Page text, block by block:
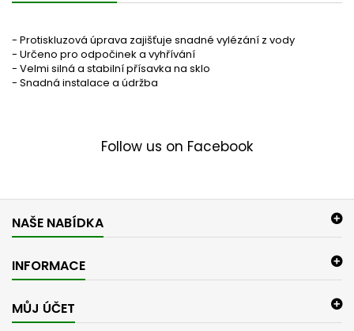
- Protiskluzová úprava zajišťuje snadné vylézání z vody
- Určeno pro odpočinek a vyhřívání
- Velmi silná a stabilní přísavka na sklo
- Snadná instalace a údržba
Follow us on Facebook
NAŠE NABÍDKA
INFORMACE
MŮJ ÚČET